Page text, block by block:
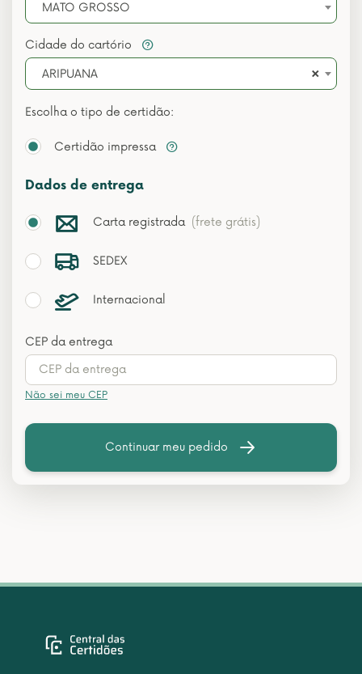
MATO GROSSO
Cidade do cartório
×
ARIPUANA
Escolha o tipo de certidão:
Certidão impressa
Dados de entrega
Carta registrada (frete grátis)
SEDEX
Internacional
CEP da entrega
Não sei meu CEP
Continuar meu pedido